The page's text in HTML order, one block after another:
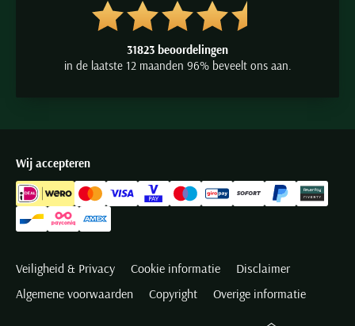
31823 beoordelingen
in de laatste 12 maanden 96% beveelt ons aan.
Wij accepteren
Veiligheid & Privacy Cookie informatie
Disclaimer
Algemene voorwaarden
Copyright Overige informatie